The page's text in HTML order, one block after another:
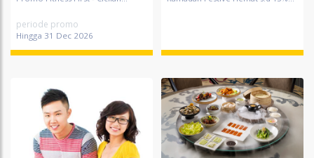
periode promo
Hingga 31 Dec 2026